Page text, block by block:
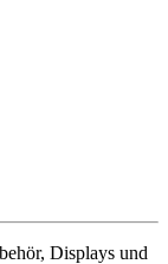
Displays und